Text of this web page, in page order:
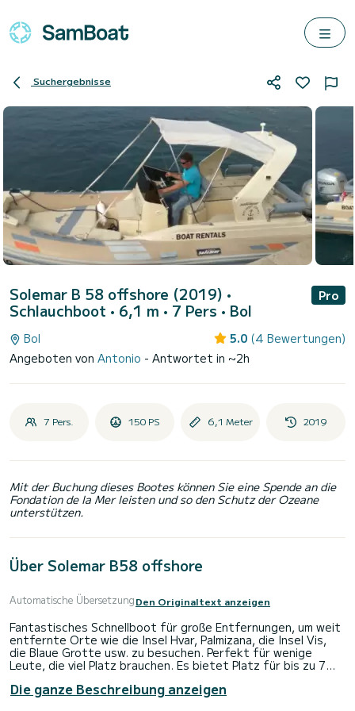
Suchergebnisse
Solemar B 58 offshore (2019) •
Schlauchboot • 6,1 m • 7 Pers • Bol
Pro
Bol 5.0 (4 Bewertungen)
Angeboten von Antonio - Antwortet in ~2h
7 Pers. 150 PS 6,1 Meter 2019
Mit der Buchung dieses Bootes können Sie eine Spende an die
Fondation de la Mer leisten und so den Schutz der Ozeane
unterstützen.
Über Solemar B58 offshore
Automatische ÜbersetzungDen Originaltext anzeigen
Fantastisches Schnellboot für große Entfernungen, um weit
entfernte Orte wie die Insel Hvar, Palmizana, die Insel Vis,
die Blaue Grotte usw. zu besuchen. Perfekt für wenige
Leute, die viel Platz brauchen. Es bietet Platz für bis zu 7
Benzin ist nicht im Preis inbegriffen. Um dieses Boot zu
mieten, benötigen Sie einen gültigen Bootsführerschein und
Die ganze Beschreibung anzeigen